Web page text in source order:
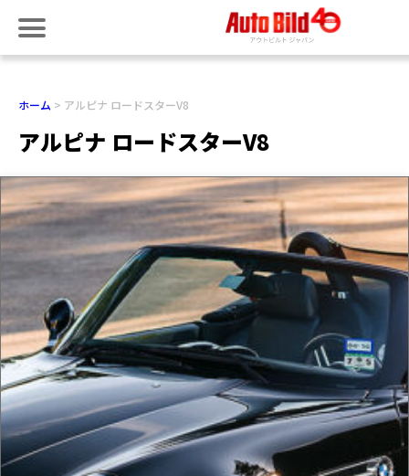
ホーム アルピナ ロードスターV8
アルピナ ロードスターV8